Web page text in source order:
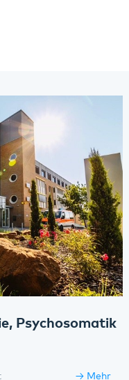
Psychosomatik
Mehr